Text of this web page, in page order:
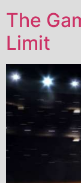
The
Limit